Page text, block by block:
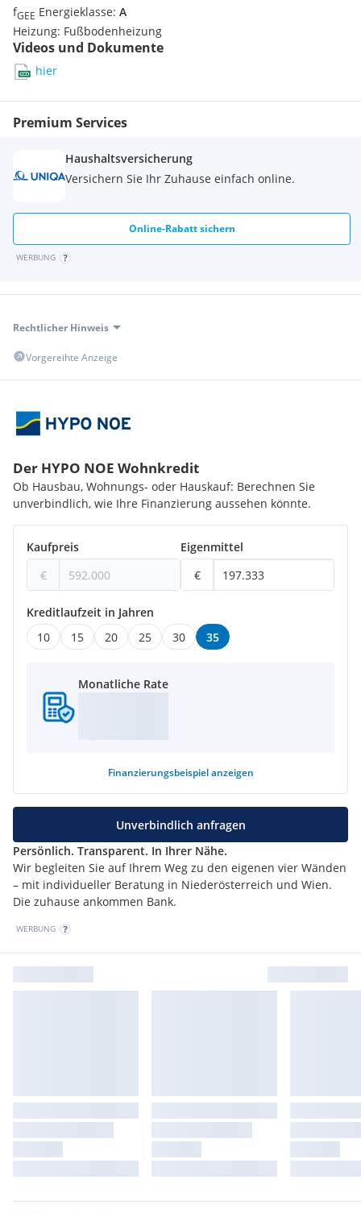
fGEE Energieklasse: A
Heizung: Fußbodenheizung
Videos und Dokumente
hier
Premium Services
Haushaltsversicherung
Versichern Sie Ihr Zuhause einfach online.
Online-Rabatt sichern
WERBUNG
Rechtlicher Hinweis
Vorgereihte Anzeige
Der HYPO NOE Wohnkredit
Ob Hausbau, Wohnungs- oder Hauskauf: Berechnen Sie
unverbindlich, wie Ihre Finanzierung aussehen könnte.
Kaufpreis
€
Eigenmittel
€
Kreditlaufzeit in Jahren
10
15 20 25 30 35
Monatliche Rate
Finanzierungsbeispiel anzeigen
Persönlich. Transparent. In Ihrer Nähe.
Wir begleiten Sie auf Ihrem Weg zu den eigenen vier Wänden
– mit individueller Beratung in Niederösterreich und Wien.
Die zuhause ankommen Bank.
Unverbindlich anfragen
WERBUNG